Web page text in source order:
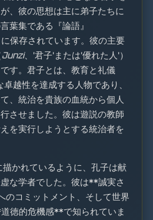
、彼の思想は主に弟子たちに
葉集である『論語』
保存されています。彼の主要
Junzi、'君子'または'優れた人'）
す。君子とは、教育と礼儀
越性を達成する人物であり、
、統治を貴族の血統から個人
させました。彼は遊説の教師
を実行しようとする統治者を
描かれているように、孔子は献
な学者でした。彼は**誠実さ
コミットメント、そして世界
徳的危機感**で知られていま